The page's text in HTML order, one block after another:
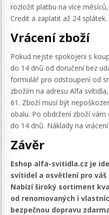
rozložit platbu na více
Credit a zaplatit až 24 splátek.
Vrácení zboží
Pokud nejste spokojeni s
do 14 dnů od doručení bez
formulář pro odstoupení od
zbožím na adresu Alfa
61. Zboží musí být
obalu. Po obdržení zboží
do 14 dnů. Náklady na
Závěr
Eshop alfa-svitidla.cz je
svítidel a osvětlení pro
Nabízí široký sortiment
od renomovaných i
bezpečnou dopravu